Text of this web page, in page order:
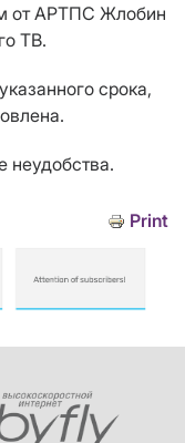
от АРТПС Жлобин
ТВ.
срока,
неудобства.
Print